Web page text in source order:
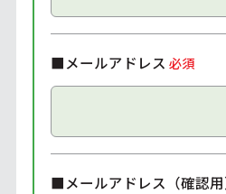
■メールアドレス必須
■メールアドレス（確認